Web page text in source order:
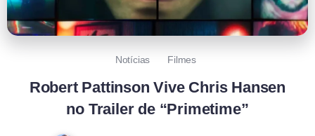
Notícias Filmes
Robert Pattinson Vive Chris Hansen
no Trailer de “Primetime”